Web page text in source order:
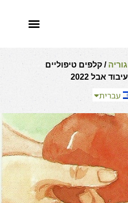
/ קלפים טיפוליים
אבל 2022
עברית
العربية
English
Español
Français
Русский